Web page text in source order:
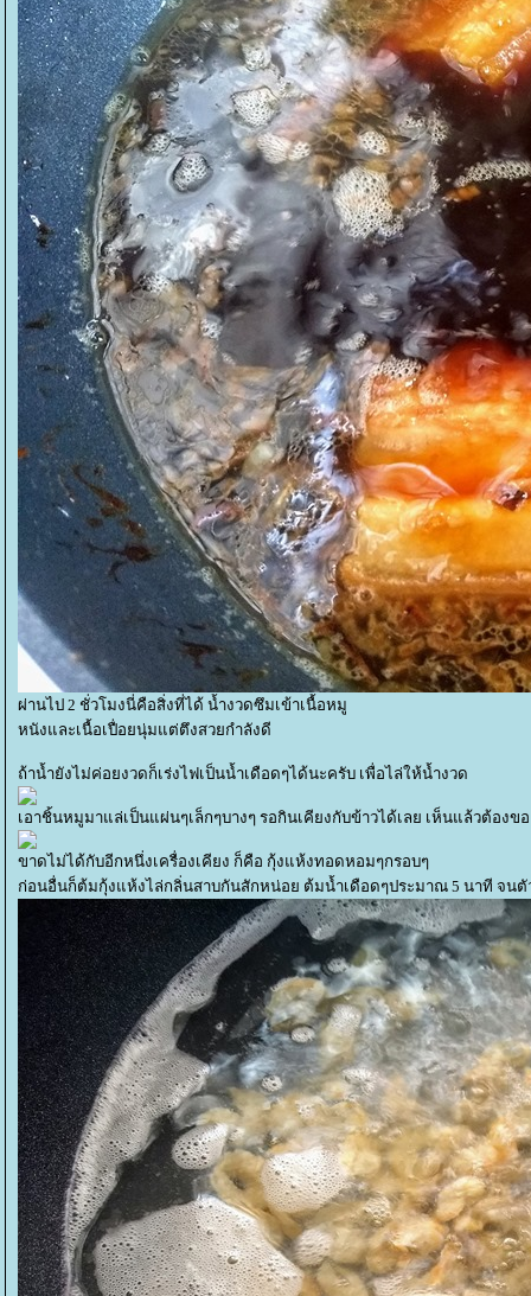
ผ่านไป 2 ชั่วโมงนี่คือสิ่งที่ได้ น้ำงวดซึมเข้าเนื้อหมู
หนังและเนื้อเปื่อยนุ่มแต่ตึงสวยกำลังดี
ถ้าน้ำยังไม่ค่อยงวดก็เร่งไฟเป็นน้ำเดือดๆได้นะครับ เพื่อไล่ให้น้ำงวด
เอาชิ้นหมูมาแล่เป็นแผ่นๆเล็กๆบางๆ รอกินเคียงกับข้าวได้เลย เห็นแล้วต้องข
ขาดไม่ได้กับอีกหนึ่งเครื่องเคียง ก็คือ กุ้งแห้งทอดหอมๆกรอบๆ
ก่อนอื่นก็ต้มกุ้งแห้งไล่กลิ่นสาบกันสักหน่อย ต้มน้ำเดือดๆประมาณ 5 นาที จน